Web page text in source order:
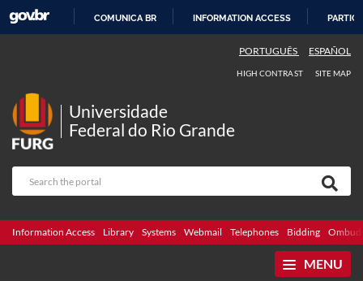
COMUNICA BR INFORMATION ACCESS
PORTUGUÊS ESPAÑOL
HIGH CONTRAST SITE MAP
Universidade
Federal do Rio Grande
Information Access Library Systems Webmail Telephones Bidding
MENU